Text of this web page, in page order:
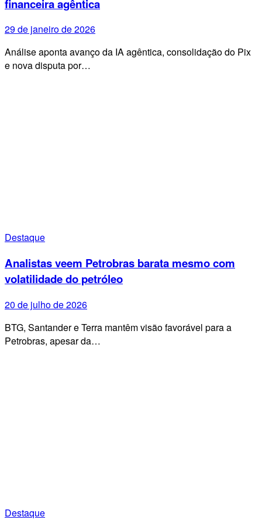
financeira agêntica
29 de janeiro de 2026
Análise aponta avanço da IA agêntica, consolidação do Pix
e nova disputa por…
Destaque
Analistas veem Petrobras barata mesmo com
volatilidade do petróleo
20 de julho de 2026
BTG, Santander e Terra mantêm visão favorável para a
Petrobras, apesar da…
Destaque